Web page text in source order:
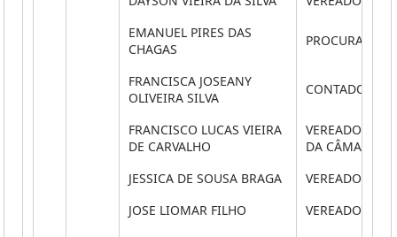
EMANUEL PIRES DAS
CHAGAS
PROCURADOR
FRANCISCA JOSEANY
OLIVEIRA SILVA
CONTADOR
FRANCISCO LUCAS VIEIRA
DE CARVALHO
VEREADOR
DA CÂMARA
JESSICA DE SOUSA BRAGA
VEREADOR
JOSE LIOMAR FILHO
VEREADOR